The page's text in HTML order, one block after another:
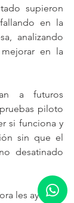
supieron
en la
analizando
en la
a futuros
piloto
si funciona y
sin que el
desatinado
les ayudó a